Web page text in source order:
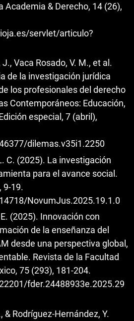
Academia & Derecho, 14 (26),
servlet/articulo?
Vaca Rosado, V. M., et al.
de la investigación jurídica
los profesionales del derecho
Contemporáneos: Educación,
especial, 7 (abril),
dilemas.v35i1.2250
C. (2025). La investigación
para el avance social.
9-19.
NovumJus.2025.19.1.0
(2025). Innovación con
de la enseñanza del
desde una perspectiva global,
Revista de la Facultad
75 (293), 181-204.
fder.24488933e.2025.29
& Rodríguez-Hernández, Y.